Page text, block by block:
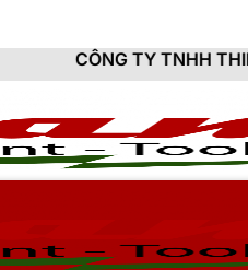
TNHH THIẾT BỊ DỤNG